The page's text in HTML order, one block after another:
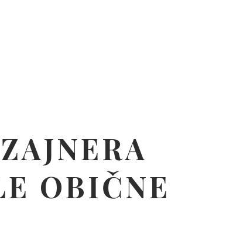
OBIČNE